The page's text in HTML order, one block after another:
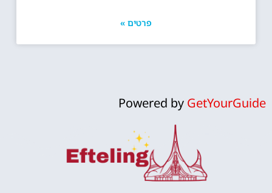
פרטים »
Powered by GetYourGuide